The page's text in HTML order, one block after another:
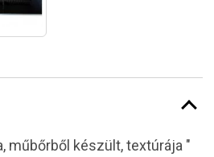
műbőrből készült, textúrája "